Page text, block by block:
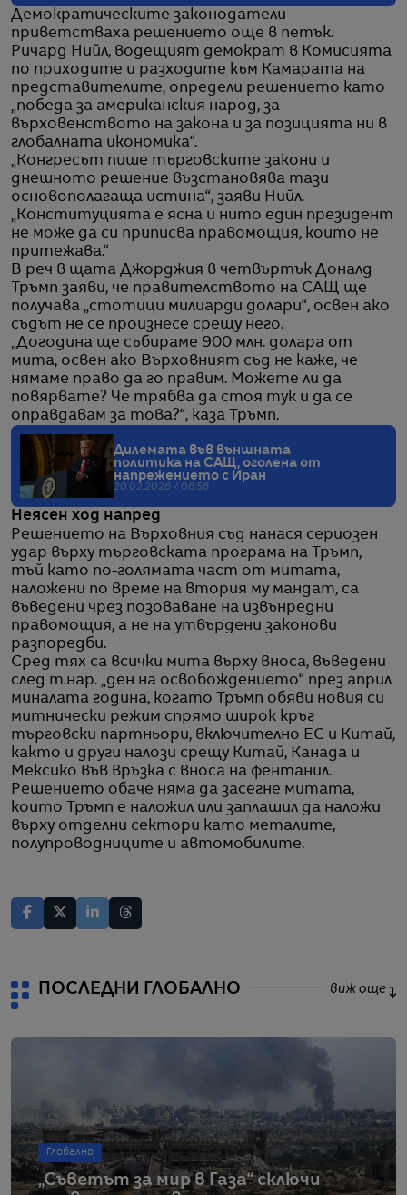
Демократическите законодатели
приветстваха решението още в петък.
Ричард Нийл, водещият демократ в Комисията
по приходите и разходите към Камарата на
представителите, определи решението като
„победа за американския народ, за
върховенството на закона и за позицията ни в
глобалната икономика“.
„Конгресът пише търговските закони и
днешното решение възстановява тази
основополагаща истина“, заяви Нийл.
„Конституцията е ясна и нито един президент
не може да си приписва правомощия, които не
притежава.“
В реч в щата Джорджия в четвъртък Доналд
Тръмп заяви, че правителството на САЩ ще
получава „стотици милиарди долари“, освен ако
съдът не се произнесе срещу него.
„Догодина ще събираме 900 млн. долара от
мита, освен ако Върховният съд не каже, че
нямаме право да го правим. Можете ли да
повярвате? Че трябва да стоя тук и да се
оправдавам за това?“, каза Тръмп.
Дилемата във външната
политика на САЩ, оголена от
напрежението с Иран
20.02.2026 / 06:56
Неясен ход напред
Решението на Върховния съд нанася сериозен
удар върху търговската програма на Тръмп,
тъй като по-голямата част от митата,
наложени по време на втория му мандат, са
въведени чрез позоваване на извънредни
правомощия, а не на утвърдени законови
разпоредби.
Сред тях са всички мита върху вноса, въведени
след т.нар. „ден на освобождението“ през април
миналата година, когато Тръмп обяви новия си
митнически режим спрямо широк кръг
търговски партньори, включително ЕС и Китай,
както и други налози срещу Китай, Канада и
Мексико във връзка с вноса на фентанил.
Решението обаче няма да засегне митата,
които Тръмп е наложил или заплашил да наложи
върху отделни сектори като металите,
полупроводниците и автомобилите.
ПОСЛЕДНИ ГЛОБАЛНО виж още
Глобално
„Съветът за мир в Газа“ сключи